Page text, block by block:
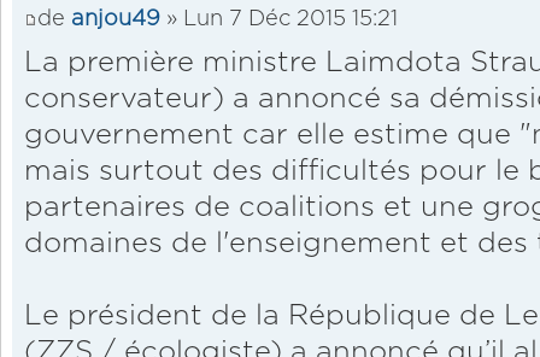
de anjou49 » Lun 7 Déc 2015 15:21
La première ministre Laimdota
conservateur) a annoncé sa
gouvernement car elle estime que
mais surtout des difficultés pour le
partenaires de coalitions et une
domaines de l'enseignement et
Le président de la République de